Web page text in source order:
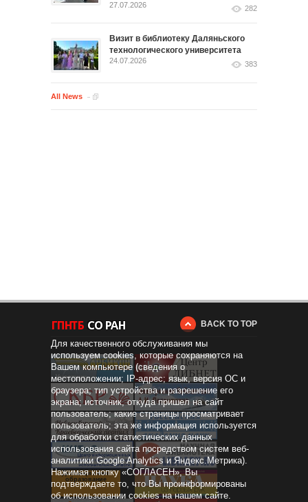
27.07.2026 282
Визит в библиотеку Даляньского
технологического университета
24.07.2026 383
All News
BACK TO TOP
Дистанционное
образование
Для качественного обслуживания мы
используем cookies, которые сохраняются на
Вашем компьютере (сведения о
местоположении; IP-адрес; язык, версия ОС и
браузера; тип устройства и разрешение его
экрана; источник, откуда пришел на сайт
пользователь; какие страницы просматривает
пользователь; эта же информация используется
для обработки статистических данных
использования сайта посредством систем веб-
аналитики Google Analytics и Яндекс.Метрика).
Нажимая кнопку «СОГЛАСЕН», Вы
подтверждаете то, что Вы проинформированы
об использовании cookies на нашем сайте.